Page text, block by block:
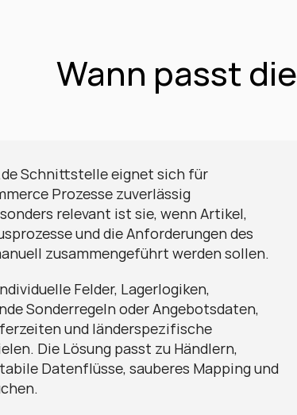
Wann passt
Schnittstelle eignet sich für
Prozesse zuverlässig
relevant ist sie, wenn Artikel,
und die Anforderungen des
zusammengeführt werden sollen.
Felder, Lagerlogiken,
Sonderregeln oder Angebotsdaten,
und länderspezifische
Die Lösung passt zu Händlern,
Datenflüsse, sauberes Mapping und